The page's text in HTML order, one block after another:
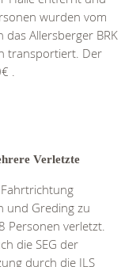
wurden vom
Allersberger BRK
transportiert. Der
.
Verletzte
und Greding zu
Personen verletzt.
die SEG der
durch die ILS